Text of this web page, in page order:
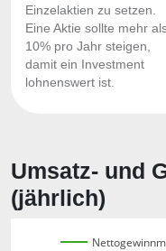
Einzelaktien zu setzen.
Eine Aktie sollte mehr
10% pro Jahr steigen,
damit ein Investment
lohnenswert ist.
Umsatz- und
(jährlich)